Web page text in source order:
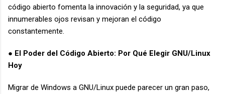
código abierto fomenta la innovación y la seguridad, ya que
innumerables ojos revisan y mejoran el código
constantemente.
● El Poder del Código Abierto: Por Qué Elegir GNU/Linux
Hoy
Migrar de Windows a GNU/Linux puede parecer un gran paso,